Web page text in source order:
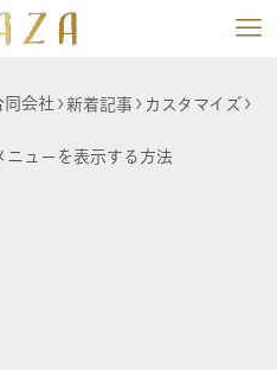
同会社 新着記事
カスタマイズ
ニューを表示する方法